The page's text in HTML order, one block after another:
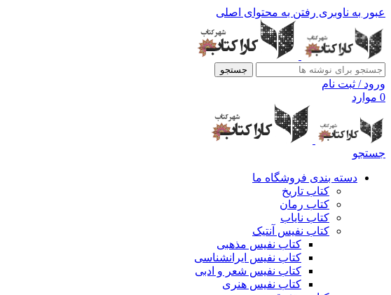
عبور به ناوبری رفتن به محتوای اصلی
جستجو
ورود / ثبت نام
0 موارد
جستجو
دسته بندی فروشگاه ما
کتاب تاریخ
کتاب رمان
کتاب نایاب
کتاب نفیس آنتیک
کتاب نفیس مذهبی
کتاب نفیس ایرانشناسی
کتاب نفیس شعر و ادبی
کتاب نفیس هنری